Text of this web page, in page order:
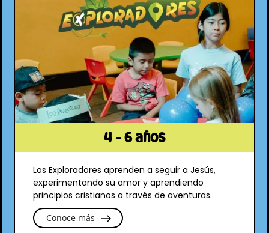
4 - 6 años
Los Exploradores aprenden a seguir a Jesús,
experimentando su amor y aprendiendo
principios cristianos a través de aventuras.
Conoce más